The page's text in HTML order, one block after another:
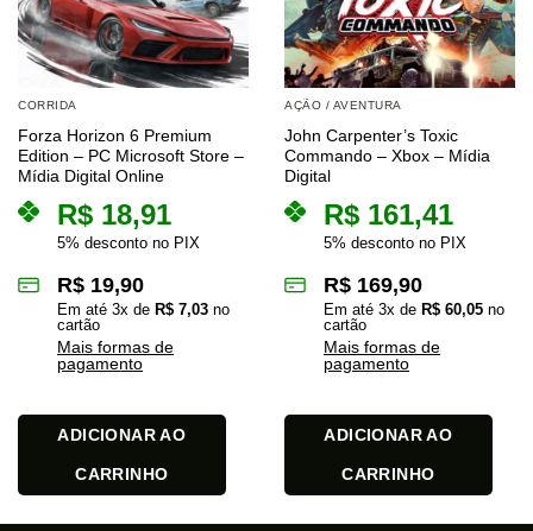
CORRIDA
Forza Horizon 6 Premium
Edition – PC Microsoft Store –
Mídia Digital Online
R$ 18,91
5% desconto no PIX
R$ 19,90
Em até 3x de R$ 7,03 no
cartão
Mais formas de
pagamento
ADICIONAR AO
CARRINHO
AÇÃO / AVENTURA
John Carpenter’s Toxic
Commando – Xbox – Mídia
Digital
R$ 161,41
5% desconto no PIX
R$ 169,90
Em até 3x de R$ 60,05 no
cartão
Mais formas de
pagamento
ADICIONAR AO
CARRINHO